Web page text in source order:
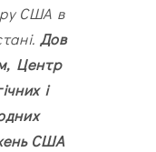
США в
Дов
Центр
і
США